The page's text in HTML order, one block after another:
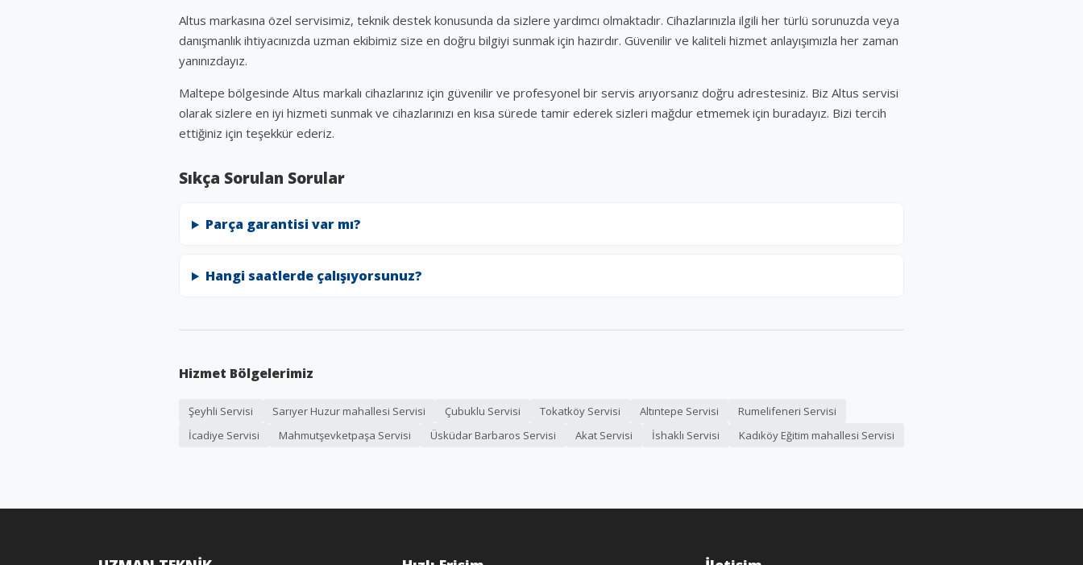
Altus markasına özel servisimiz, teknik destek konusunda da sizlere yardımcı olmaktadır. Cihazlarınızla ilgili her türlü sorunuzda veya
danışmanlık ihtiyacınızda uzman ekibimiz size en doğru bilgiyi sunmak için hazırdır. Güvenilir ve kaliteli hizmet anlayışımızla her zaman
yanınızdayız.
Maltepe bölgesinde Altus markalı cihazlarınız için güvenilir ve profesyonel bir servis arıyorsanız doğru adrestesiniz. Biz Altus servisi
olarak sizlere en iyi hizmeti sunmak ve cihazlarınızı en kısa sürede tamir ederek sizleri mağdur etmemek için buradayız. Bizi tercih
ettiğiniz için teşekkür ederiz.
Sıkça Sorulan Sorular
Parça garantisi var mı?
Hangi saatlerde çalışıyorsunuz?
Hizmet Bölgelerimiz
Şeyhli Servisi Sarıyer Huzur mahallesi Servisi Çubuklu Servisi Tokatköy Servisi Altıntepe Servisi
Rumelifeneri Servisi
İcadiye Servisi
Mahmutşevketpaşa Servisi Üsküdar Barbaros Servisi Akat Servisi İshaklı Servisi Kadıköy Eğitim mahallesi Servisi